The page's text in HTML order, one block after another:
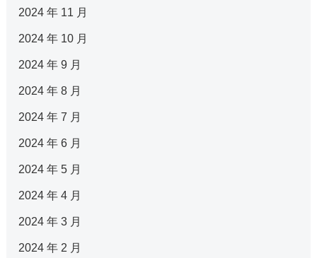
2024 年 11 月
2024 年 10 月
2024 年 9 月
2024 年 8 月
2024 年 7 月
2024 年 6 月
2024 年 5 月
2024 年 4 月
2024 年 3 月
2024 年 2 月